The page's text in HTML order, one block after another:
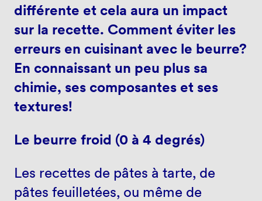
différente et cela aura un impact
sur la recette. Comment éviter les
erreurs en cuisinant avec le beurre?
En connaissant un peu plus sa
chimie, ses composantes et ses
textures!
Le beurre froid (0 à 4 degrés)
Les recettes de pâtes à tarte, de
pâtes feuilletées, ou même de